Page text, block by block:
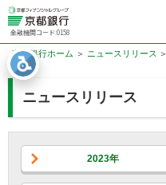
金融機関コード:0158
京都銀行ホーム ニュースリリース
ニュースリリース
2023年